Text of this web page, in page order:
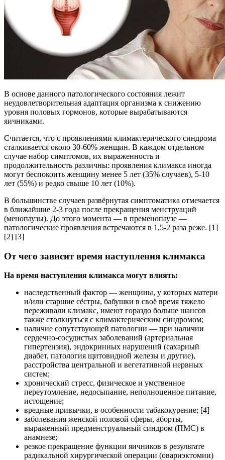
В основе данного патологического состояния лежит
неудовлетворительная адаптация организма к снижению
уровня половых гормонов, которые вырабатываются
яичниками.
Считается, что с проявлениями климактерического синдрома
сталкивается около 30-60% женщин. В каждом отдельном
случае набор симптомов, их выраженность и
продолжительность различны: проявления климакса иногда
могут беспокоить женщину менее 5 лет (35% случаев), 5-10
лет (55%) и редко свыше 10 лет (10%).
В большинстве случаев развёрнутая симптоматика отмечается
в ближайшие 2-3 года после прекращения менструаций
(менопаузы). До этого момента — в пременопаузе —
патологические проявления встречаются в 1,5-2 раза реже. [1]
[2] [3]
От чего зависит время наступления климакса
На время наступления климакса могут влиять:
наследственный фактор — женщины, у которых матери
и/или старшие сёстры, бабушки в своё время тяжело
переживали климакс, имеют гораздо больше шансов
также столкнуться с климактерическим синдромом;
наличие сопутствующей патологии — при наличии
сердечно-сосудистых заболеваний (артериальная
гипертензия), эндокринных нарушений (сахарный
диабет, патология щитовидной железы и другие),
расстройства центральной и вегетативной нервных
систем;
хронический стресс, физическое и умственное
переутомление, недосыпание, неполноценное питание,
истощение;
вредные привычки, в особенности табакокурение; [4]
заболевания женской половой сферы, аборты,
выраженный предменструальный синдром (ПМС) в
анамнезе;
резкое прекращение функции яичников в результате
радикальной хирургической операции (овариэктомии)